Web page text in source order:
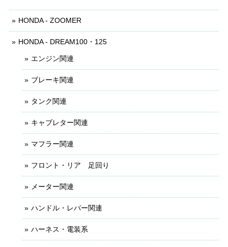
HONDA - ZOOMER
HONDA - DREAM100・125
エンジン関連
ブレーキ関連
タンク関連
キャブレター関連
マフラー関連
フロント・リア 足回り
メーター関連
ハンドル・レバー関連
ハーネス・電装系